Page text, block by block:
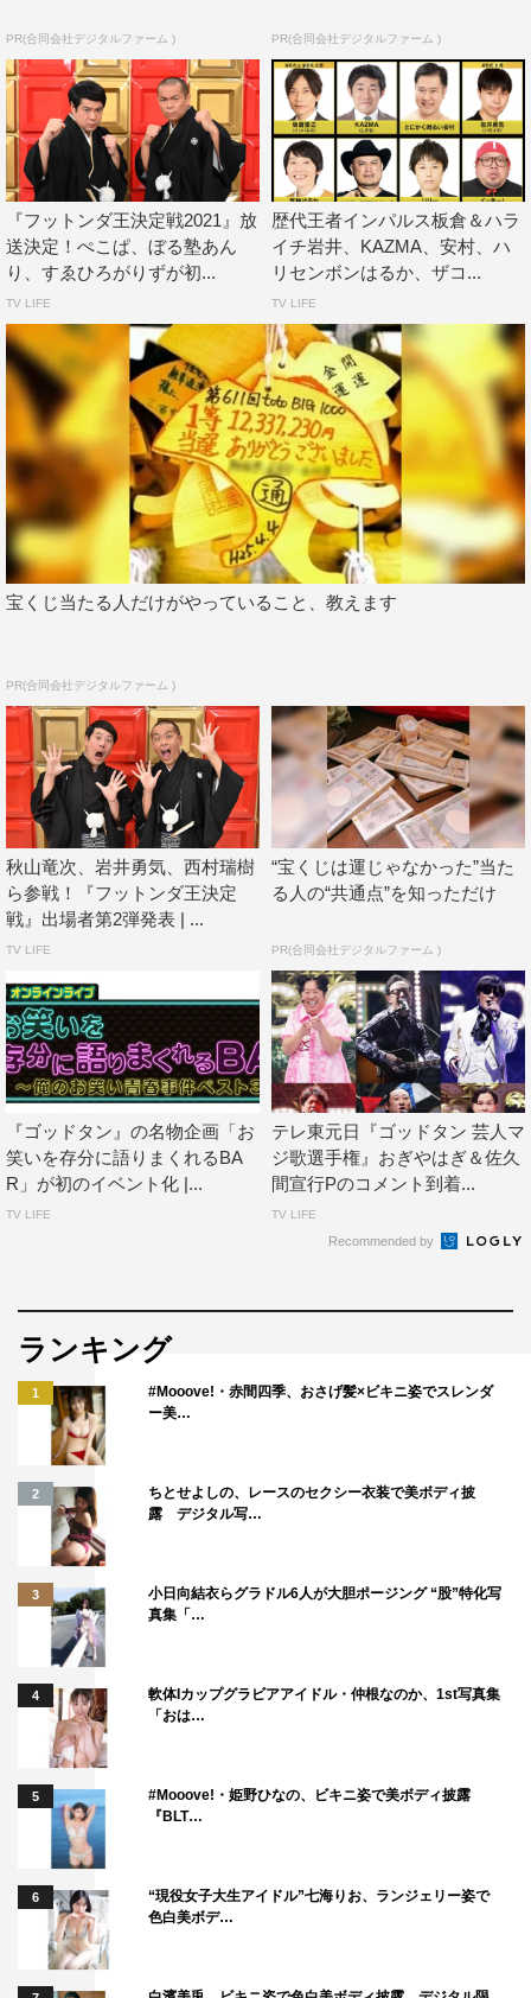
出演：おぎやはぎ、劇団ひとり、松丸友紀(テレビ東京ア
ナウンサー)
板倉俊之（インパルス）、徳井健太（平成ノブシコブ
シ）、岩井勇気（ハライチ）
WEB
番組公式サイト：https://www.tv-tokyo.co.jp/god/
番組公式Twitter：@tx_godtongue
岩井勇気 徳井健太 板倉俊之
PR(合同会社デジタルファーム ) PR(合同会社デジタルファーム )
『フットンダ王決定戦2021』放
送決定！ぺこぱ、ぼる塾あん
り、すゑひろがりずが初...
TV LIFE
歴代王者インパルス板倉＆ハラ
イチ岩井、KAZMA、安村、ハ
リセンボンはるか、ザコ...
TV LIFE
宝くじ当たる人だけがやっていること、教えます
PR(合同会社デジタルファーム )
秋山竜次、岩井勇気、西村瑞樹
ら参戦！『フットンダ王決定
戦』出場者第2弾発表 | ...
TV LIFE
“宝くじは運じゃなかった”当た
る人の“共通点”を知っただけ
PR(合同会社デジタルファーム )
『ゴッドタン』の名物企画「お
笑いを存分に語りまくれるBA
R」が初のイベント化 |...
TV LIFE
テレ東元日『ゴッドタン 芸人マ
ジ歌選手権』おぎやはぎ＆佐久
間宣行Pのコメント到着...
TV LIFE
Recommended by
ランキング
1
#Mooove!・赤間四季、おさげ髪×ビキニ姿でスレンダ
ー美…
2
ちとせよしの、レースのセクシー衣装で美ボディ披
露 デジタル写…
3
小日向結衣らグラドル6人が大胆ポージング “股”特化写
真集「…
4
軟体Iカップグラビアアイドル・仲根なのか、1st写真集
「おは…
5
#Mooove!・姫野ひなの、ビキニ姿で美ボディ披露
『BLT…
6
“現役女子大生アイドル”七海りお、ランジェリー姿で
色白美ボデ…